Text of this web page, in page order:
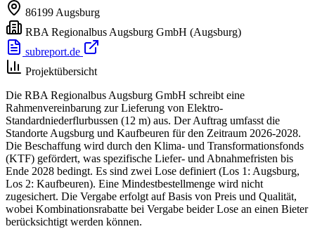
86199 Augsburg
RBA Regionalbus Augsburg GmbH (Augsburg)
subreport.de
Projektübersicht
Die RBA Regionalbus Augsburg GmbH schreibt eine
Rahmenvereinbarung zur Lieferung von Elektro-
Standardniederflurbussen (12 m) aus. Der Auftrag umfasst die
Standorte Augsburg und Kaufbeuren für den Zeitraum 2026-2028.
Die Beschaffung wird durch den Klima- und Transformationsfonds
(KTF) gefördert, was spezifische Liefer- und Abnahmefristen bis
Ende 2028 bedingt. Es sind zwei Lose definiert (Los 1: Augsburg,
Los 2: Kaufbeuren). Eine Mindestbestellmenge wird nicht
zugesichert. Die Vergabe erfolgt auf Basis von Preis und Qualität,
wobei Kombinationsrabatte bei Vergabe beider Lose an einen Bieter
berücksichtigt werden können.